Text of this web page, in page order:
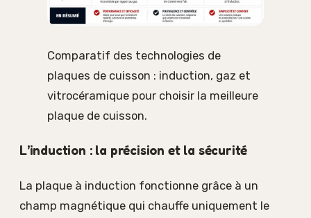
Comparatif des technologies de
plaques de cuisson : induction, gaz et
vitrocéramique pour choisir la meilleure
plaque de cuisson.
L’induction : la précision et la sécurité
La plaque à induction fonctionne grâce à un
champ magnétique qui chauffe uniquement le